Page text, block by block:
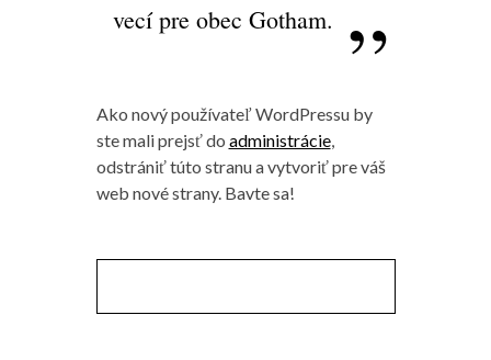
vecí pre obec Gotham.
Ako nový používateľ WordPressu by
ste mali prejsť do administrácie,
odstrániť túto stranu a vytvoriť pre váš
web nové strany. Bavte sa!